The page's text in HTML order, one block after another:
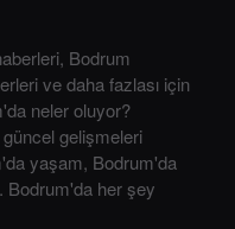
Bodrum
ve daha fazlası için
neler oluyor?
gelişmeleri
yaşam, Bodrum'da
Bodrum'da her şey